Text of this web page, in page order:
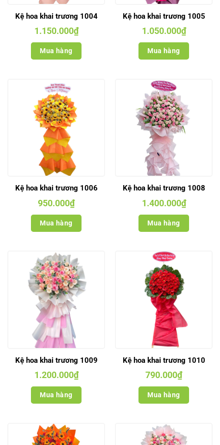
Kệ hoa khai trương 1004
1.150.000₫
Mua hàng
Kệ hoa khai trương 1005
1.050.000₫
Mua hàng
Kệ hoa khai trương 1006
950.000₫
Mua hàng
Kệ hoa khai trương 1008
1.400.000₫
Mua hàng
Kệ hoa khai trương 1009
1.200.000₫
Mua hàng
Kệ hoa khai trương 1010
790.000₫
Mua hàng